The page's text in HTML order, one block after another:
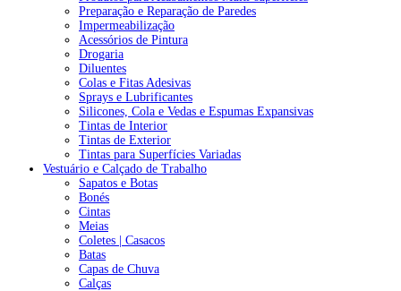
Preparação e Reparação de Paredes
Impermeabilização
Acessórios de Pintura
Drogaria
Diluentes
Colas e Fitas Adesivas
Sprays e Lubrificantes
Silicones, Cola e Vedas e Espumas Expansivas
Tintas de Interior
Tintas de Exterior
Tintas para Superfícies Variadas
Vestuário e Calçado de Trabalho
Sapatos e Botas
Bonés
Cintas
Meias
Coletes | Casacos
Batas
Capas de Chuva
Calças